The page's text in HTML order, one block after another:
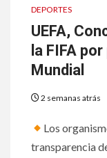
DEPORTES
UEFA,
la FIFA
Mundial
2 semanas atrás
Los
transparencia